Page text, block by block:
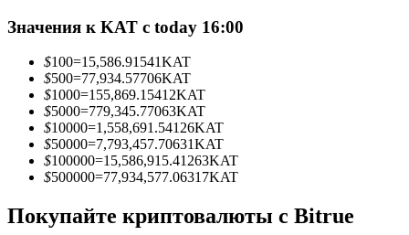
за копи-трейдинг
Информация
Значения к KAT с today 16:00
$100=15,586.91541KAT
$500=77,934.57706KAT
$1000=155,869.15412KAT
$5000=779,345.77063KAT
$10000=1,558,691.54126KAT
$50000=7,793,457.70631KAT
$100000=15,586,915.41263KAT
$500000=77,934,577.06317KAT
Покупайте криптовалюты с Bitrue